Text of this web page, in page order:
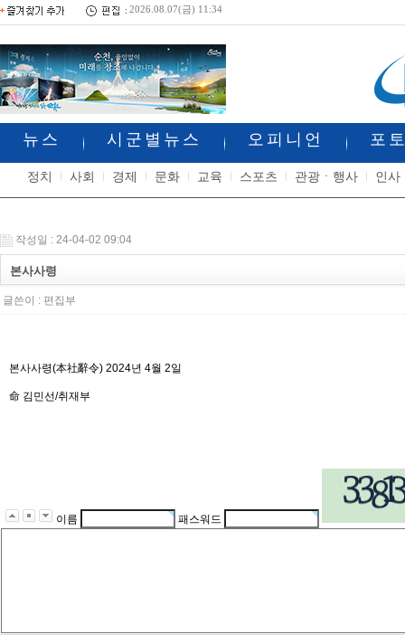
2026.08.07(금) 11:34
뉴스 시군별뉴스 오피니언 포
정치 사회 경제 문화 교육 스포츠 관광ㆍ행사 인사
작성일 : 24-04-02 09:04
본사사령
글쓴이 : 편집부
본사사령(本社辭令) 2024년 4월 2일
命 김민선/취재부
이름 패스워드